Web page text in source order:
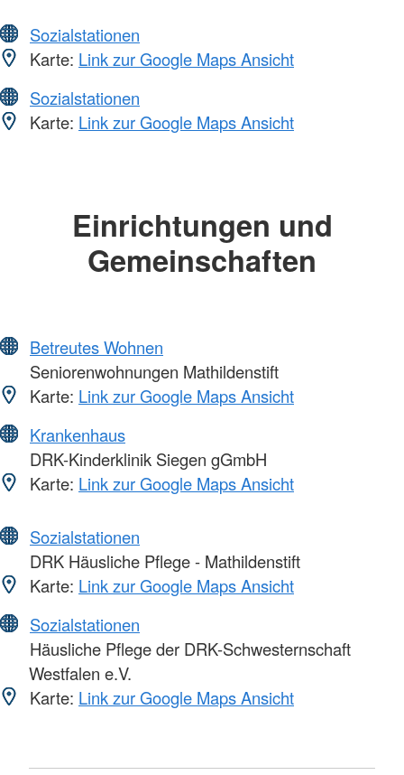
Sozialstationen
Karte: Link zur Google Maps Ansicht
Sozialstationen
Karte: Link zur Google Maps Ansicht
Einrichtungen und
Gemeinschaften
Betreutes Wohnen
Seniorenwohnungen Mathildenstift
Karte: Link zur Google Maps Ansicht
Krankenhaus
DRK-Kinderklinik Siegen gGmbH
Karte: Link zur Google Maps Ansicht
Sozialstationen
DRK Häusliche Pflege - Mathildenstift
Karte: Link zur Google Maps Ansicht
Sozialstationen
Häusliche Pflege der DRK-Schwesternschaft
Westfalen e.V.
Karte: Link zur Google Maps Ansicht